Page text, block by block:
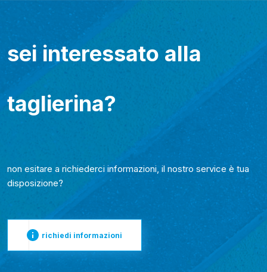
sei interessato alla
taglierina?
non esitare a richiederci informazioni, il nostro service è tua
disposizione?
richiedi informazioni